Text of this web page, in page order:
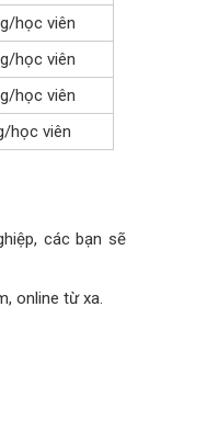
học viên
học viên
học viên
học viên
các bạn sẽ
online từ xa.